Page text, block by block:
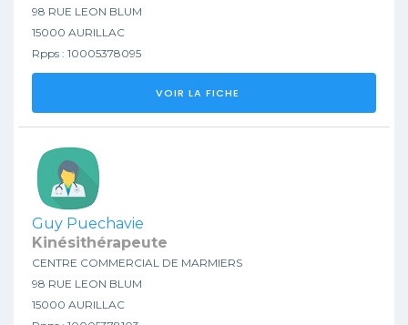
98 RUE LEON BLUM
15000 AURILLAC
Rpps : 10005378095
VOIR LA FICHE
Guy Puechavie
Kinésithérapeute
CENTRE COMMERCIAL DE MARMIERS
98 RUE LEON BLUM
15000 AURILLAC